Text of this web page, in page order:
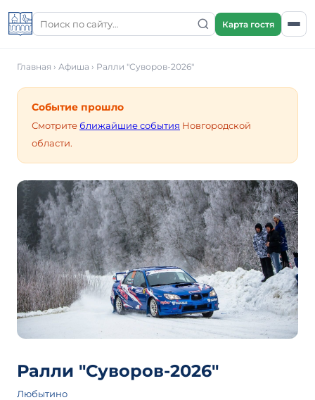
Карта гостя
Главная › Афиша › Ралли "Суворов-2026"
Событие прошло
Смотрите ближайшие события Новгородской
области.
Ралли "Суворов-2026"
Любытино